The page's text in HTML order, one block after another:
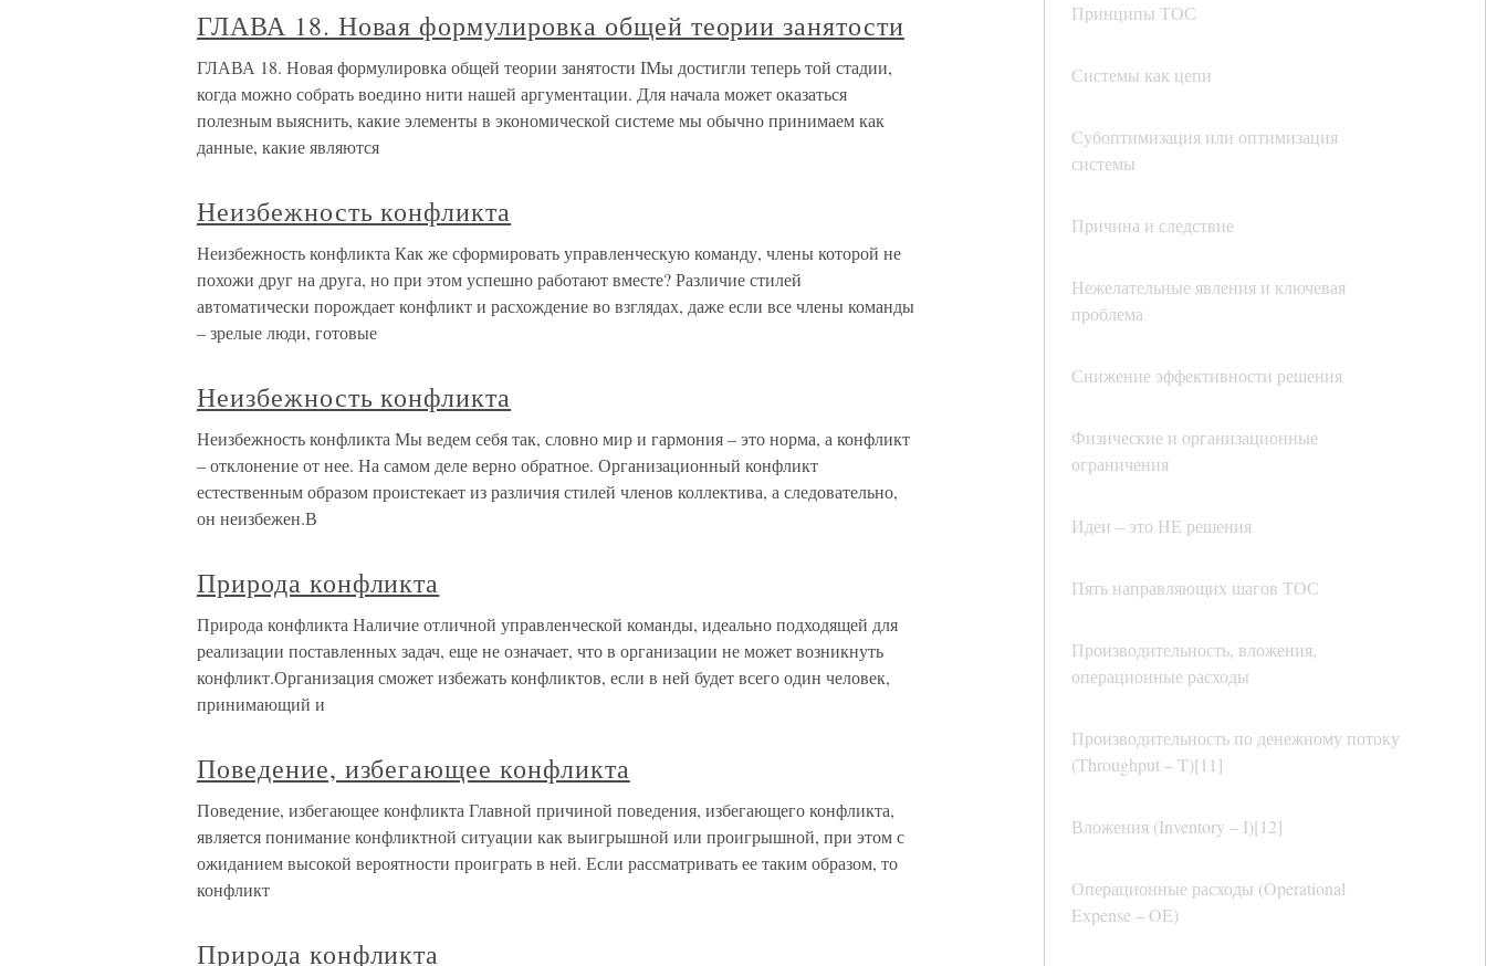
Принципы ТОС
Системы как цепи
Субоптимизация или оптимизация
системы
Причина и следствие
Нежелательные явления и ключевая
проблема
Снижение эффективности решения
Физические и организационные
ограничения
Идеи – это НЕ решения
Пять направляющих шагов ТОС
Производительность, вложения,
операционные расходы
Производительность по денежному потоку
(Throughput – T)[11]
Вложения (Inventory – I)[12]
Операционные расходы (Operational
Expense – OE)
ГЛАВА 18. Новая формулировка общей теории занятости
ГЛАВА 18. Новая формулировка общей теории занятости IМы достигли теперь той стадии,
когда можно собрать воедино нити нашей аргументации. Для начала может оказаться
полезным выяснить, какие элементы в экономической системе мы обычно принимаем как
данные, какие являются
Неизбежность конфликта
Неизбежность конфликта Как же сформировать управленческую команду, члены которой не
похожи друг на друга, но при этом успешно работают вместе? Различие стилей
автоматически порождает конфликт и расхождение во взглядах, даже если все члены команды
– зрелые люди, готовые
Неизбежность конфликта
Неизбежность конфликта Мы ведем себя так, словно мир и гармония – это норма, а конфликт
– отклонение от нее. На самом деле верно обратное. Организационный конфликт
естественным образом проистекает из различия стилей членов коллектива, а следовательно,
он неизбежен.В
Природа конфликта
Природа конфликта Наличие отличной управленческой команды, идеально подходящей для
реализации поставленных задач, еще не означает, что в организации не может возникнуть
конфликт.Организация сможет избежать конфликтов, если в ней будет всего один человек,
принимающий и
Поведение, избегающее конфликта
Поведение, избегающее конфликта Главной причиной поведения, избегающего конфликта,
является понимание конфликтной ситуации как выигрышной или проигрышной, при этом с
ожиданием высокой вероятности проиграть в ней. Если рассматривать ее таким образом, то
конфликт
Природа конфликта